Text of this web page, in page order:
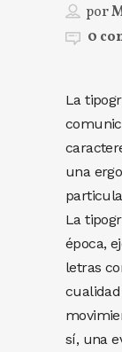
por
0
La
una
La
época,
letras
sí, una